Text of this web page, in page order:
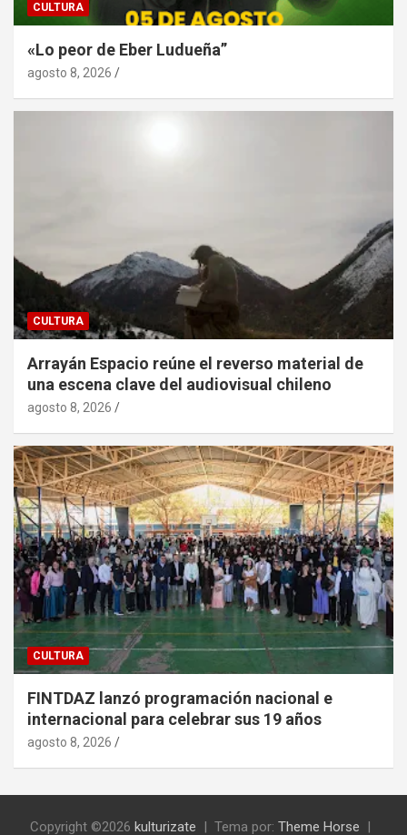
CULTURA
«Lo peor de Eber Ludueña”
agosto 8, 2026
CULTURA
Arrayán Espacio reúne el reverso material de
una escena clave del audiovisual chileno
agosto 8, 2026
CULTURA
FINTDAZ lanzó programación nacional e
internacional para celebrar sus 19 años
agosto 8, 2026
Copyright ©2026 kulturizate Tema por: Theme Horse